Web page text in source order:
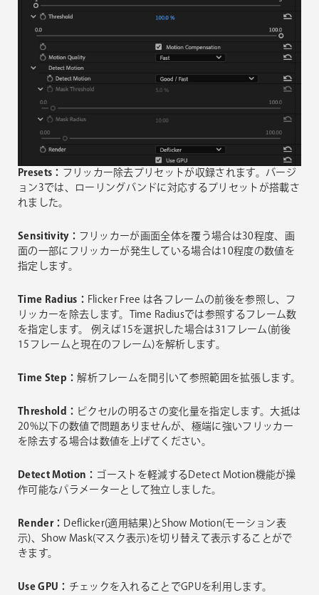
Presets： フリッカー除去プリセットが収録されます。バージ
ョン3では、ローリングバンドに対応するプリセットが搭載さ
れました。
Sensitivity： フリッカーが画面全体を覆う場合は30程度、画
面の一部にフリッカーが発生している場合は10程度の数値を
指定します。
Time Radius： Flicker Free は各フレームの前後を参照し、フ
リッカーを除去します。Time Radiusでは参照するフレーム数
を指定します。 例えば15を選択した場合は31フレーム(前後
15フレームと現在のフレーム)を解析します。
Time Step：解析フレームを間引いて参照範囲を拡張します。
Threshold： ピクセルの明るさの変化量を指定します。大抵は
20%以下の数値で問題ありませんが、極端に強いフリッカー
を除去する場合は数値を上げてください。
Detect Motion： ゴーストを軽減するDetect Motion機能が操
作可能なパラメーターとして独立しました。
Render： Deflicker(適用結果)とShow Motion(モーション表
示)、Show Mask(マスク表示)を切り替えて表示することがで
きます。
Use GPU： チェックを入れることでGPUを利用します。